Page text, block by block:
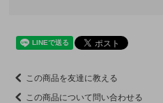
この商品を友達に教える
この商品について問い合わせる